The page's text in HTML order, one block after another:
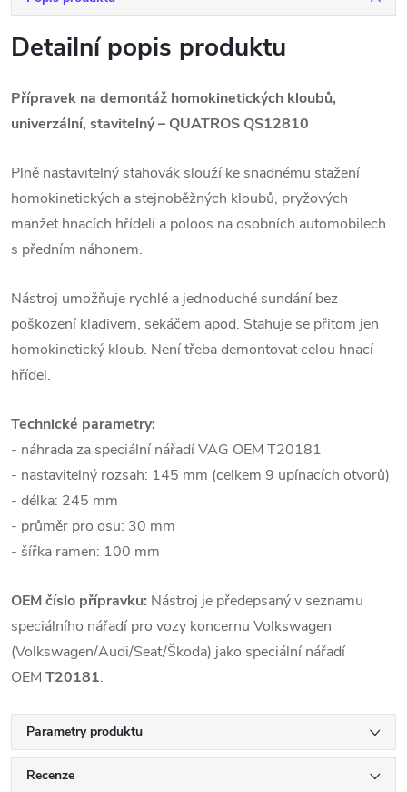
Detailní popis produktu
Přípravek na demontáž homokinetických kloubů,
univerzální, stavitelný – QUATROS QS12810
Plně nastavitelný stahovák slouží ke snadnému stažení
homokinetických a stejnoběžných kloubů, pryžových
manžet hnacích hřídelí a poloos na osobních automobilech
s předním náhonem.
Nástroj umožňuje rychlé a jednoduché sundání bez
poškození kladivem, sekáčem apod. Stahuje se přitom jen
homokinetický kloub. Není třeba demontovat celou hnací
hřídel.
Technické parametry:
- náhrada za speciální nářadí VAG OEM T20181
- nastavitelný rozsah: 145 mm (celkem 9 upínacích otvorů)
- délka: 245 mm
- průměr pro osu: 30 mm
- šířka ramen: 100 mm
OEM číslo přípravku: Nástroj je předepsaný v seznamu
speciálního nářadí pro vozy koncernu Volkswagen
(Volkswagen/Audi/Seat/Škoda) jako speciální nářadí
OEM T20181.
Parametry produktu
Recenze